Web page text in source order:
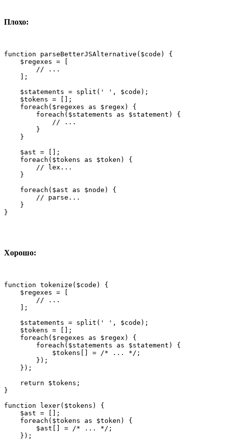
Плохо:
function parseBetterJSAlternative($code) {
    $regexes = [
        // ...
    ];
    $statements = split(' ', $code);
    $tokens = [];
    foreach($regexes as $regex) {
        foreach($statements as $statement) {
            // ...
        }
    }
    $ast = [];
    foreach($tokens as $token) {
        // lex...
    }
    foreach($ast as $node) {
        // parse...
    }
}
Хорошо:
function tokenize($code) {
    $regexes = [
        // ...
    ];
    $statements = split(' ', $code);
    $tokens = [];
    foreach($regexes as $regex) {
        foreach($statements as $statement) {
            $tokens[] = /* ... */;
        });
    });
    return $tokens;
}
function lexer($tokens) {
    $ast = [];
    foreach($tokens as $token) {
        $ast[] = /* ... */;
    });